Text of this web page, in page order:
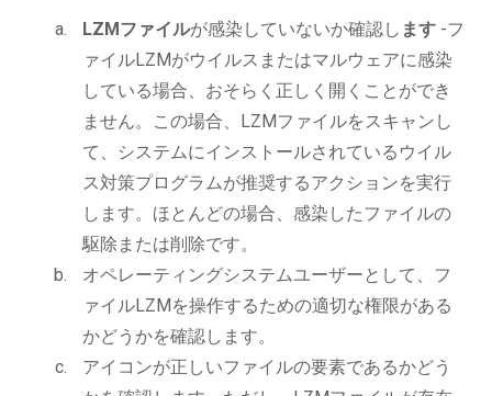
LZMファイルが感染していないか確認し ます -フ
ァイルLZMがウイルスまたはマルウェアに感染
している場合、おそらく正しく開くことができ
ません。この場合、LZMファイルをスキャンし
て、システムにインストールされているウイル
ス対策プログラムが推奨するアクションを実行
します。ほとんどの場合、感染したファイルの
駆除または削除です。
オペレーティングシステムユーザーとして、フ
ァイルLZMを操作するための適切な権限がある
かどうかを確認します。
アイコンが正しいファイルの要素であるかどう